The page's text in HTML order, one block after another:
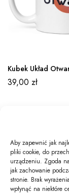
Aby zapewnić jak
pliki cookie, do
urządzeniu. Zgoda
jak zachowanie
stronie. Brak
wpłynąć na niektóre
Kubek Układ
39,00 zł
Newsletter
Informacje